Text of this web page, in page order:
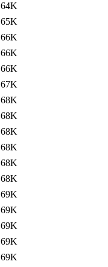
64K
65K
66K
66K
66K
67K
68K
68K
68K
68K
68K
68K
69K
69K
69K
69K
69K